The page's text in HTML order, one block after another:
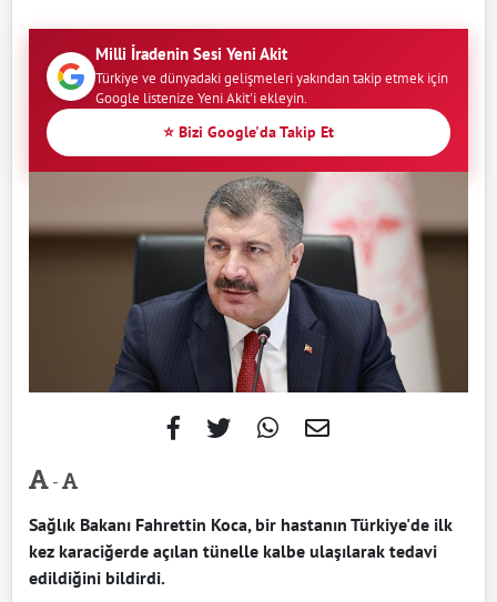
Milli İradenin Sesi Yeni Akit
Türkiye ve dünyadaki gelişmeleri yakından takip etmek için
Google listenize Yeni Akit'i ekleyin.
⭐ Bizi Google'da Takip Et
-
Sağlık Bakanı Fahrettin Koca, bir hastanın Türkiye'de ilk
kez karaciğerde açılan tünelle kalbe ulaşılarak tedavi
edildiğini bildirdi.